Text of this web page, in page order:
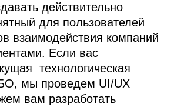
действительно
для пользователей
взаимодействия компаний
Если вас
технологическая
мы проведем UI/UX
вам разработать